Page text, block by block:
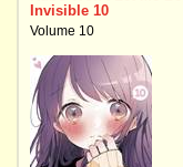
Invisible 10
Volume 10